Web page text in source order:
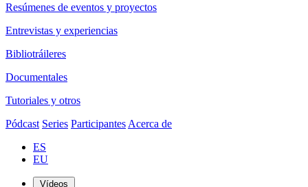
Resúmenes de eventos y proyectos
Entrevistas y experiencias
Bibliotráileres
Documentales
Tutoriales y otros
Pódcast Series Participantes Acerca de
ES
EU
Vídeos